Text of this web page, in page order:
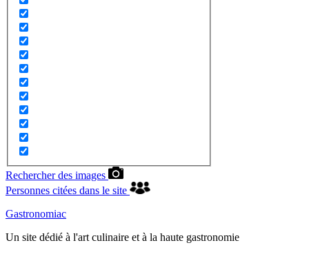
Rechercher des images
Personnes citées dans le site
Gastronomiac
Un site dédié à l'art culinaire et à la haute gastronomie